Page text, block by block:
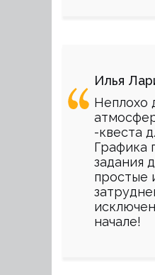
Илья
Неплохо
-квеста
Графика
задания
простые
начале!